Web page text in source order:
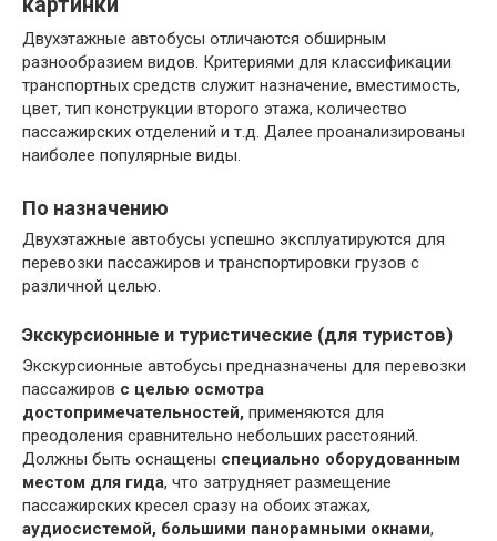
картинки
Двухэтажные автобусы отличаются обширным
разнообразием видов. Критериями для классификации
транспортных средств служит назначение, вместимость,
цвет, тип конструкции второго этажа, количество
пассажирских отделений и т.д. Далее проанализированы
наиболее популярные виды.
По назначению
Двухэтажные автобусы успешно эксплуатируются для
перевозки пассажиров и транспортировки грузов с
различной целью.
Экскурсионные и туристические (для туристов)
Экскурсионные автобусы предназначены для перевозки
пассажиров с целью осмотра
достопримечательностей, применяются для
преодоления сравнительно небольших расстояний.
Должны быть оснащены специально оборудованным
местом для гида, что затрудняет размещение
пассажирских кресел сразу на обоих этажах,
аудиосистемой, большими панорамными окнами,